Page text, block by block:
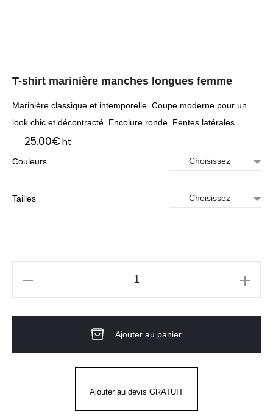
T-shirt marinière manches longues femme
Marinière classique et intemporelle. Coupe moderne pour un
look chic et décontracté. Encolure ronde. Fentes latérales.
25.00€ht
Couleurs
Tailles
Ajouter au panier
Ajouter au devis GRATUIT